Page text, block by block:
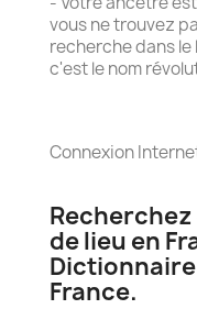
vous ne trouvez
recherche dans
c'est le nom
Connexion
de lieu en
France.